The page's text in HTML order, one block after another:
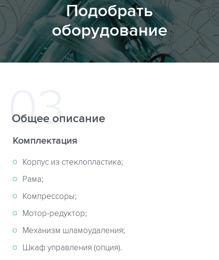
Подобрать
оборудование
Общее описание
Комплектация
Корпус из стеклопластика;
Рама;
Компрессоры;
Мотор-редуктор;
Механизм шламоудаления;
Шкаф управления (опция).